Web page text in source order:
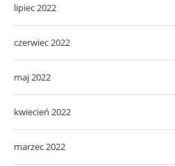
lipiec 2022
czerwiec 2022
maj 2022
kwiecień 2022
marzec 2022